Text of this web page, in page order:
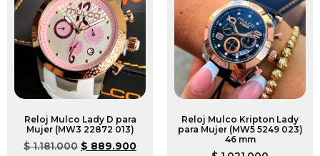
Reloj Mulco Lady D para
Mujer (MW3 22872 013)
$1.181.000 $ 889.900
Reloj Mulco Kripton Lady
para Mujer (MW5 5249 023)
46 mm